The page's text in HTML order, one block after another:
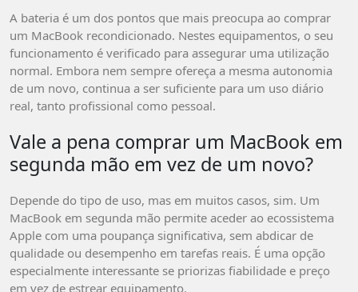
A bateria é um dos pontos que mais preocupa ao comprar
um MacBook recondicionado. Nestes equipamentos, o seu
funcionamento é verificado para assegurar uma utilização
normal. Embora nem sempre ofereça a mesma autonomia
de um novo, continua a ser suficiente para um uso diário
real, tanto profissional como pessoal.
Vale a pena comprar um MacBook em
segunda mão em vez de um novo?
Depende do tipo de uso, mas em muitos casos, sim. Um
MacBook em segunda mão permite aceder ao ecossistema
Apple com uma poupança significativa, sem abdicar de
qualidade ou desempenho em tarefas reais. É uma opção
especialmente interessante se priorizas fiabilidade e preço
em vez de estrear equipamento.